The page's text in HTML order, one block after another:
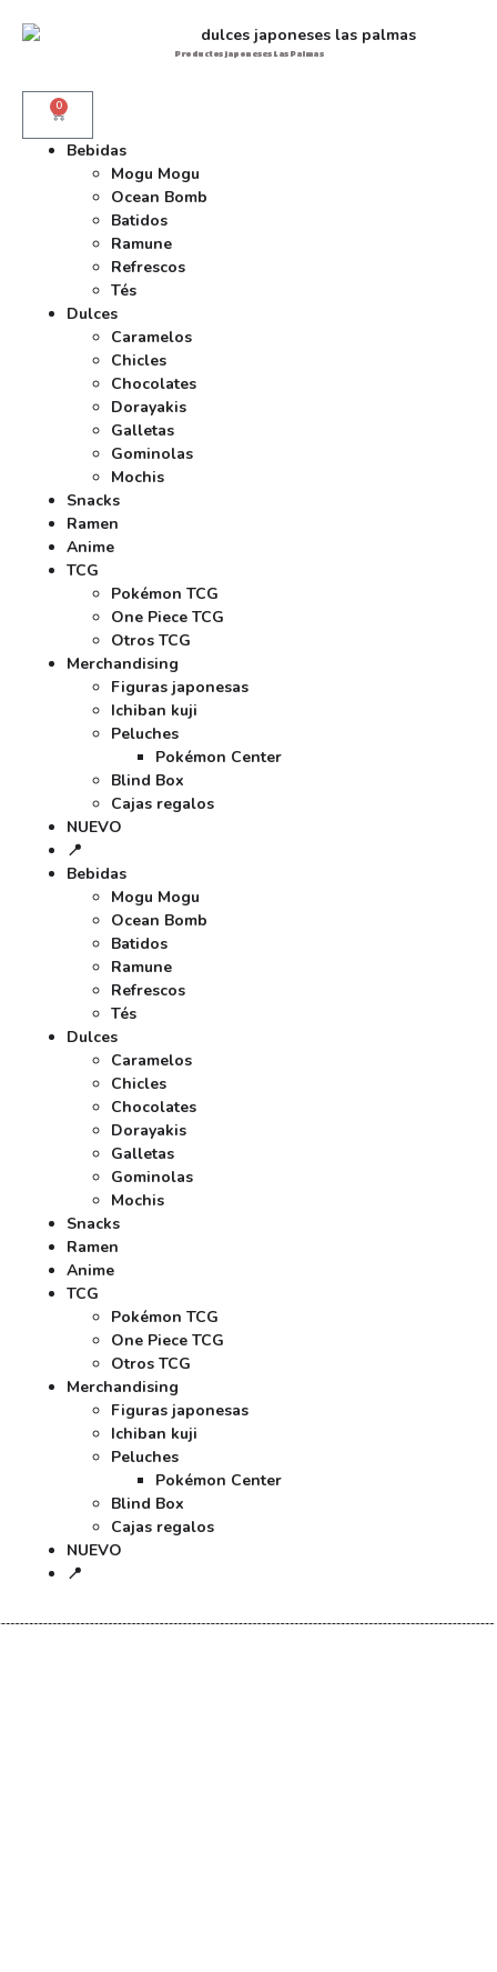
Productos japoneses Las Palmas
0
Bebidas
Mogu Mogu
Ocean Bomb
Batidos
Ramune
Refrescos
Tés
Dulces
Caramelos
Chicles
Chocolates
Dorayakis
Galletas
Gominolas
Mochis
Snacks
Ramen
Anime
TCG
Pokémon TCG
One Piece TCG
Otros TCG
Merchandising
Figuras japonesas
Ichiban kuji
Peluches
Pokémon Center
Blind Box
Cajas regalos
NUEVO
📍
Bebidas
Mogu Mogu
Ocean Bomb
Batidos
Ramune
Refrescos
Tés
Dulces
Caramelos
Chicles
Chocolates
Dorayakis
Galletas
Gominolas
Mochis
Snacks
Ramen
Anime
TCG
Pokémon TCG
One Piece TCG
Otros TCG
Merchandising
Figuras japonesas
Ichiban kuji
Peluches
Pokémon Center
Blind Box
Cajas regalos
NUEVO
📍